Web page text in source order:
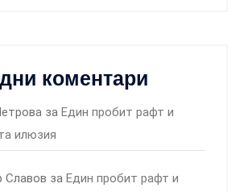
коментари
за Един пробит рафт и
илюзия
за Един пробит рафт и